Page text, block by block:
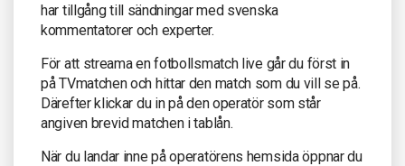
har tillgång till sändningar med svenska
kommentatorer och experter.
För att streama en fotbollsmatch live går du först in
på TVmatchen och hittar den match som du vill se på.
Därefter klickar du in på den operatör som står
angiven brevid matchen i tablån.
När du landar inne på operatörens hemsida öppnar du